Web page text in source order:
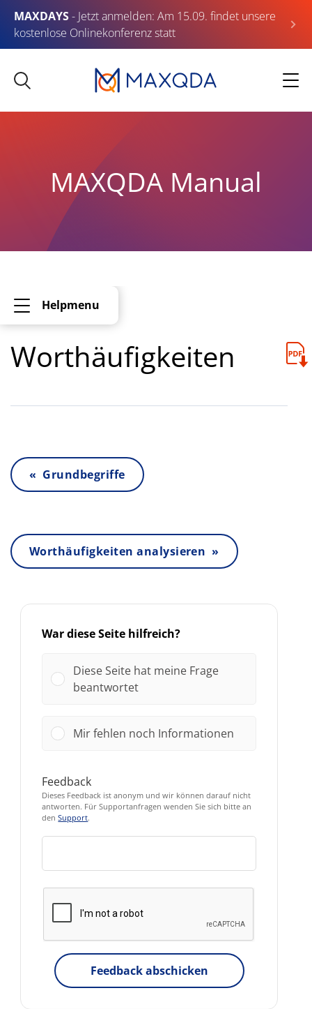
MAXDAYS- Jetzt anmelden: Am 15.09. findet unsere
kostenlose Onlinekonferenz statt
MAXQDA Manual
Helpmenu
Worthäufigkeiten
« Grundbegriffe
Worthäufigkeiten analysieren »
War diese Seite hilfreich?
Diese Seite hat meine Frage
beantwortet
Mir fehlen noch Informationen
Feedback
Dieses Feedback ist anonym und wir können darauf nicht
antworten. Für Supportanfragen wenden Sie sich bitte an
denSupport.
Feedback abschicken